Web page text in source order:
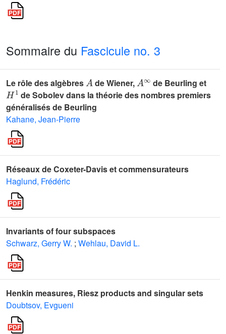
Sommaire du Fascicule no. 3
Le rôle des algèbres
A
de Wiener,
A
de Beurling et
H1
de Sobolev dans la théorie des nombres premiers
généralisés de Beurling
Kahane, Jean-Pierre
Réseaux de Coxeter-Davis et commensurateurs
Haglund, Frédéric
Invariants of four subspaces
Schwarz, Gerry W. ; Wehlau, David L.
Henkin measures, Riesz products and singular sets
Doubtsov, Evgueni